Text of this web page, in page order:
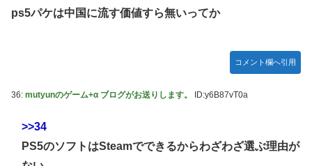
ps5パケは中国に流す価値すら無いってか
コメント欄へ引用
36: mutyunのゲーム+α ブログがお送りします。 ID:y6B87vT0a
>>34
PS5のソフトはSteamでできるからわざわざ選ぶ理由が